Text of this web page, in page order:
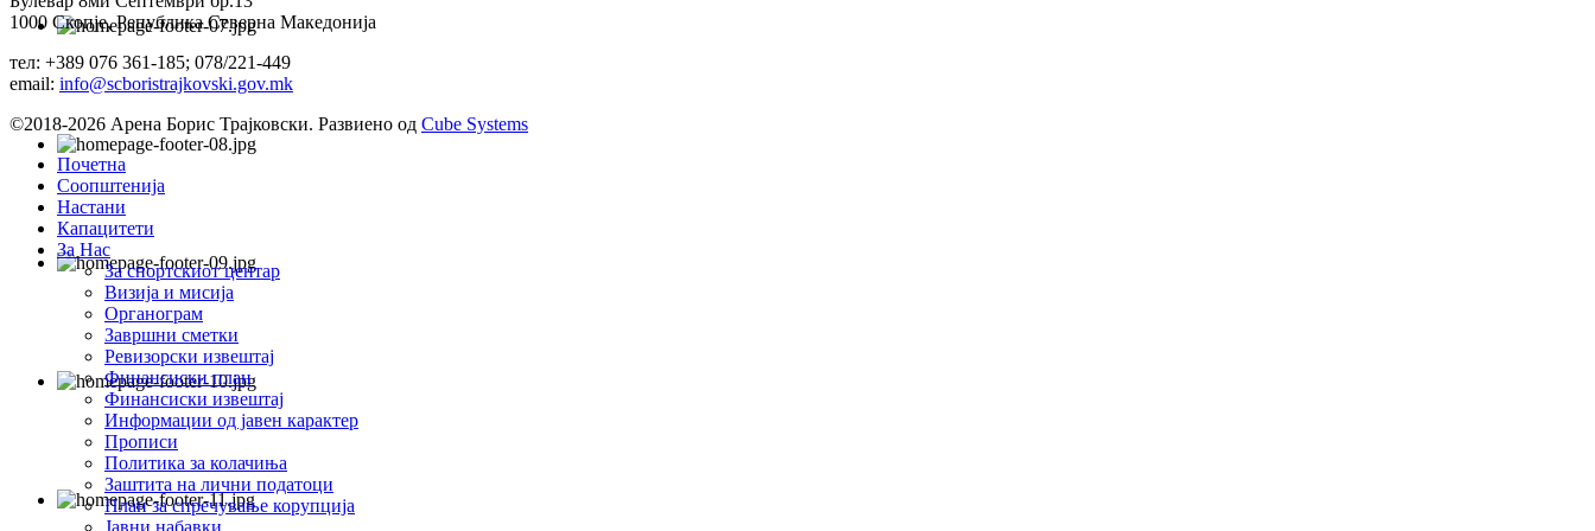
1000 Скопје, Република Северна Македонија
тел: +389 076 361-185; 078/221-449
email: info@scboristrajkovski.gov.mk
©2018-2026 Арена Борис Трајковски. Развиено од Cube Systems
Почетна
Соопштенија
Настани
Капацитети
За Нас
За спортскиот центар
Визија и мисија
Органограм
Завршни сметки
Ревизорски извештај
Финансиски план
Финансиски извештај
Информации од јавен карактер
Прописи
Политика за колачиња
Заштита на лични податоци
План за спречување корупција